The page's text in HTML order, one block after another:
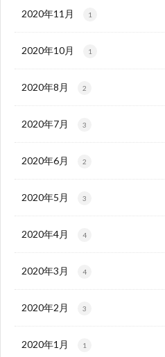
2020年11月 1
2020年10月 1
2020年8月 2
2020年7月 3
2020年6月 2
2020年5月 3
2020年4月 4
2020年3月 4
2020年2月 3
2020年1月 1